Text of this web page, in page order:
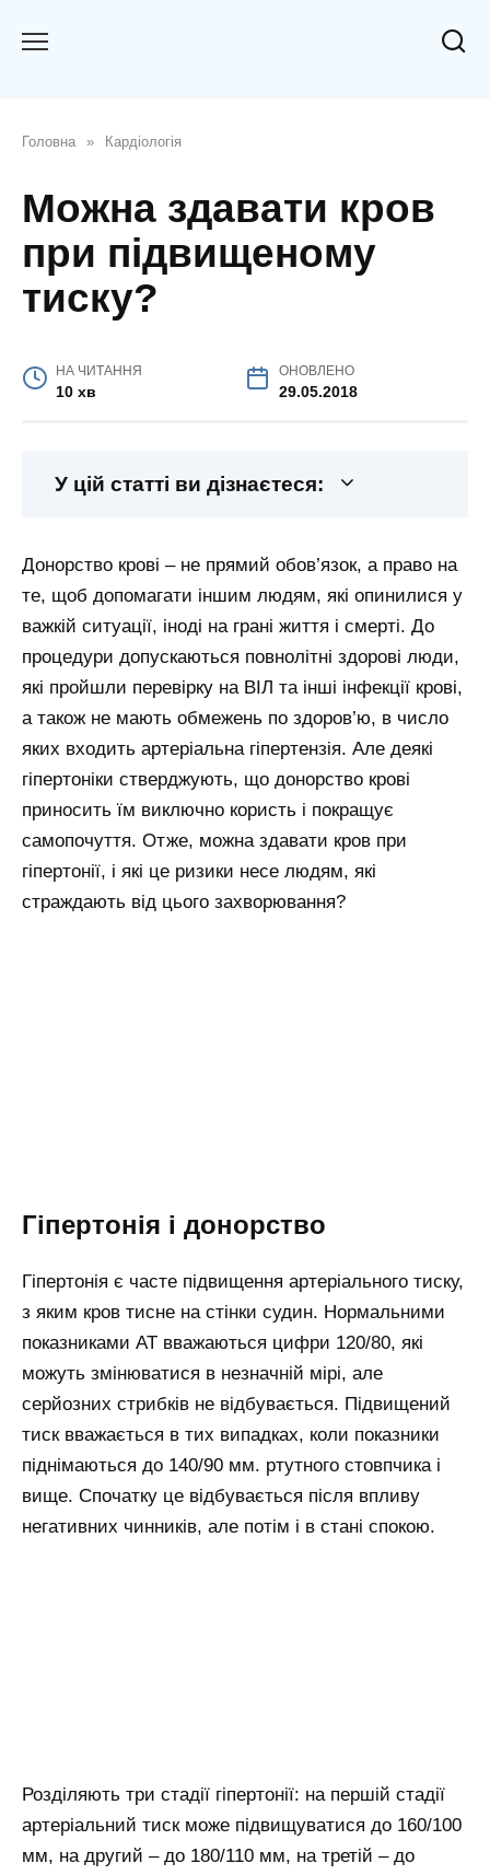
Головна » Кардіологія
Можна здавати кров
при підвищеному
тиску?
НА ЧИТАННЯ
10 хв
ОНОВЛЕНО
29.05.2018
У цій статті ви дізнаєтеся:
Донорство крові – не прямий обов’язок, а право на
те, щоб допомагати іншим людям, які опинилися у
важкій ситуації, іноді на грані життя і смерті. До
процедури допускаються повнолітні здорові люди,
які пройшли перевірку на ВІЛ та інші інфекції крові,
а також не мають обмежень по здоров’ю, в число
яких входить артеріальна гіпертензія. Але деякі
гіпертоніки стверджують, що донорство крові
приносить їм виключно користь і покращує
самопочуття. Отже, можна здавати кров при
гіпертонії, і які це ризики несе людям, які
страждають від цього захворювання?
Гіпертонія і донорство
Гіпертонія є часте підвищення артеріального тиску,
з яким кров тисне на стінки судин. Нормальними
показниками АТ вважаються цифри 120/80, які
можуть змінюватися в незначній мірі, але
серйозних стрибків не відбувається. Підвищений
тиск вважається в тих випадках, коли показники
піднімаються до 140/90 мм. ртутного стовпчика і
вище. Спочатку це відбувається після впливу
негативних чинників, але потім і в стані спокою.
Розділяють три стадії гіпертонії: на першій стадії
артеріальний тиск може підвищуватися до 160/100
мм, на другий – до 180/110 мм, на третій – до